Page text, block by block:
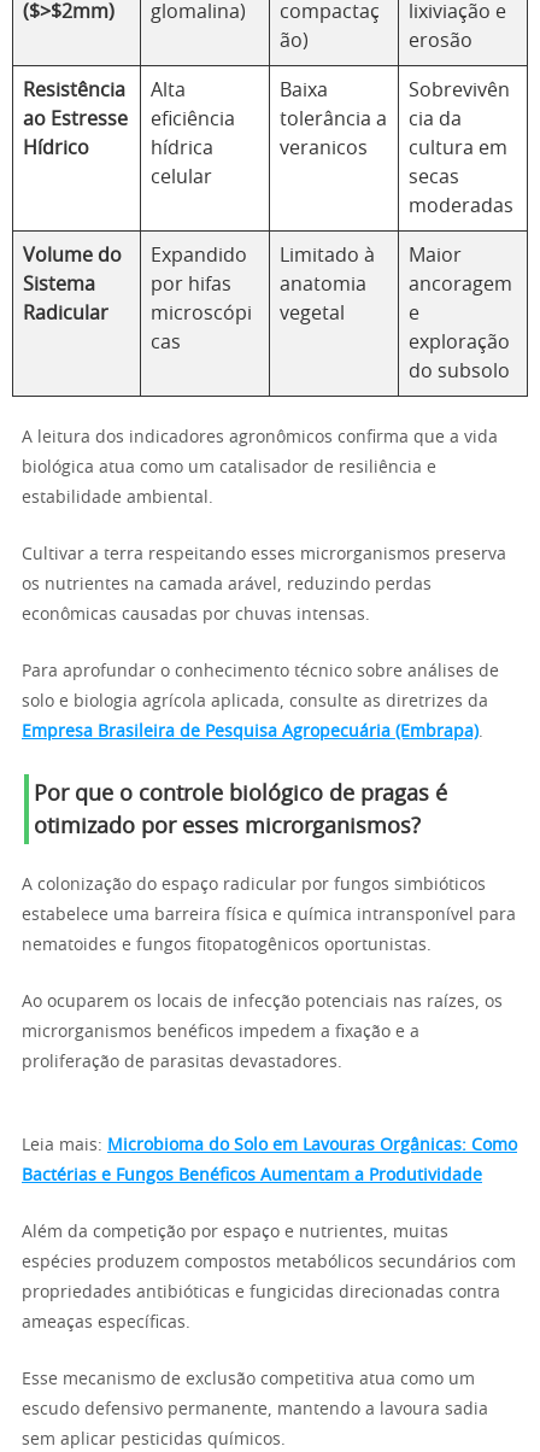
($>$2mm) glomalina)
compactaç
ão)
lixiviação e
erosão
Resistência
ao Estresse
Hídrico
Alta
eficiência
hídrica
celular
Baixa
tolerância a
veranicos
Sobrevivên
cia da
cultura em
secas
moderadas
Volume do
Sistema
Radicular
Expandido
por hifas
microscópi
cas
Limitado à
anatomia
vegetal
Maior
ancoragem
e
exploração
do subsolo
A leitura dos indicadores agronômicos confirma que a vida
biológica atua como um catalisador de resiliência e
estabilidade ambiental.
Cultivar a terra respeitando esses microrganismos preserva
os nutrientes na camada arável, reduzindo perdas
econômicas causadas por chuvas intensas.
Para aprofundar o conhecimento técnico sobre análises de
solo e biologia agrícola aplicada, consulte as diretrizes da
Empresa Brasileira de Pesquisa Agropecuária (Embrapa).
Por que o controle biológico de pragas é
otimizado por esses microrganismos?
A colonização do espaço radicular por fungos simbióticos
estabelece uma barreira física e química intransponível para
nematoides e fungos fitopatogênicos oportunistas.
Ao ocuparem os locais de infecção potenciais nas raízes, os
microrganismos benéficos impedem a fixação e a
proliferação de parasitas devastadores.
Leia mais: Microbioma do Solo em Lavouras Orgânicas: Como
Bactérias e Fungos Benéficos Aumentam a Produtividade
Além da competição por espaço e nutrientes, muitas
espécies produzem compostos metabólicos secundários com
propriedades antibióticas e fungicidas direcionadas contra
ameaças específicas.
Esse mecanismo de exclusão competitiva atua como um
escudo defensivo permanente, mantendo a lavoura sadia
sem aplicar pesticidas químicos.